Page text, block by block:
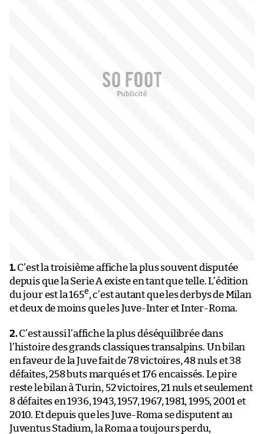
1.C’est la troisième affiche la plus souvent disputée
depuis que la Serie A existe en tant que telle. L’édition
du jour est la 165e, c’est autant que les derbys de Milan
et deux de moins que les Juve-Inter et Inter-Roma.
2.C’est aussi l’affiche la plus déséquilibrée dans
l’histoire des grands classiques transalpins. Un bilan
en faveur de la Juve fait de 78 victoires, 48 nuls et 38
défaites, 258 buts marqués et 176 encaissés. Le pire
reste le bilan à Turin, 52 victoires, 21 nuls et seulement
8 défaites en 1936, 1943, 1957, 1967, 1981, 1995, 2001 et
2010. Et depuis que les Juve-Roma se disputent au
Juventus Stadium, la Roma a toujours perdu,